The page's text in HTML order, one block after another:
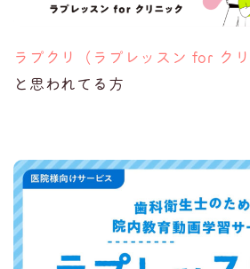
ラプクリ（ラプレッスン for クリ
と思われてる方